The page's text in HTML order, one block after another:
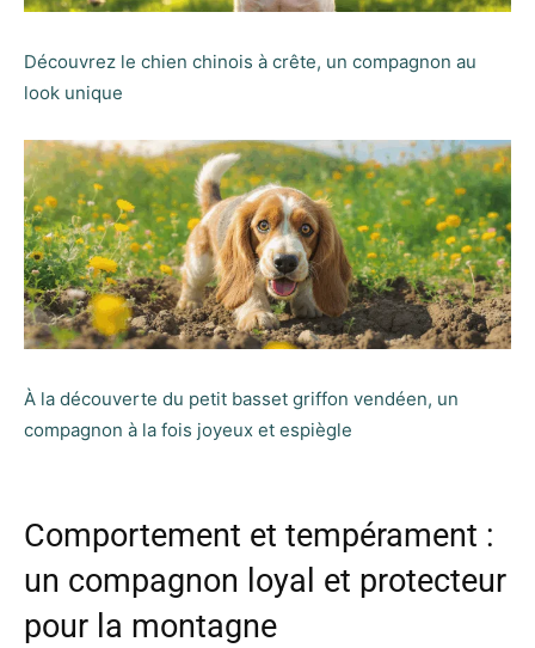
Découvrez le chien chinois à crête, un compagnon au
look unique
À la découverte du petit basset griffon vendéen, un
compagnon à la fois joyeux et espiègle
Comportement et tempérament :
un compagnon loyal et protecteur
pour la montagne